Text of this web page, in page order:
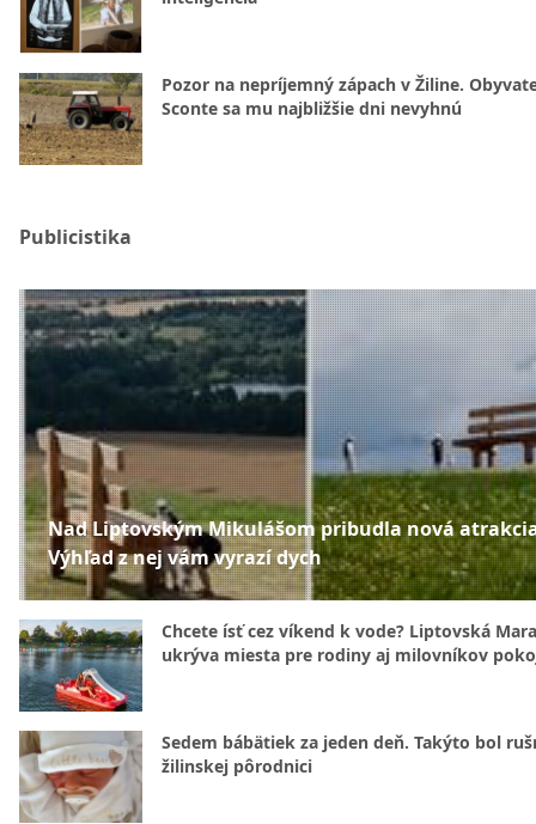
Pozor na nepríjemný zápach v Žiline.
Sconte sa mu najbližšie dni nevyhnú
Publicistika
Nad Liptovským Mikulášom pribudla nová
Výhľad z nej vám vyrazí dych
Chcete ísť cez víkend k vode? Liptovská Mara
ukrýva miesta pre rodiny aj milovníkov
Sedem bábätiek za jeden deň. Takýto bol
žilinskej pôrodnici